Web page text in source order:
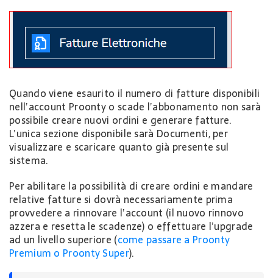
Quando viene esaurito il numero di fatture disponibili
nell’account Proonty o scade l’abbonamento non sarà
possibile creare nuovi ordini e generare fatture.
L’unica sezione disponibile sarà Documenti, per
visualizzare e scaricare quanto già presente sul
sistema.
Per abilitare la possibilità di creare ordini e mandare
relative fatture si dovrà necessariamente prima
provvedere a rinnovare l’account (il nuovo rinnovo
azzera e resetta le scadenze) o effettuare l’upgrade
ad un livello superiore (come passare a Proonty
Premium o Proonty Super).